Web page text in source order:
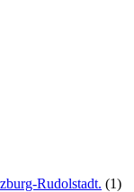
Rudolstadt. (1)